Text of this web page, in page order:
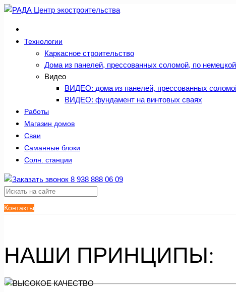
Технологии
Каркасное строительство
Дома из панелей, прессованных соломой, по немецкой
Видео
ВИДЕО: дома из панелей, прессованных
ВИДЕО: фундамент на винтовых сваях
Работы
Магазин домов
Сваи
Саманные блоки
Солн. станции
Контакты
НАШИ ПРИНЦИПЫ: